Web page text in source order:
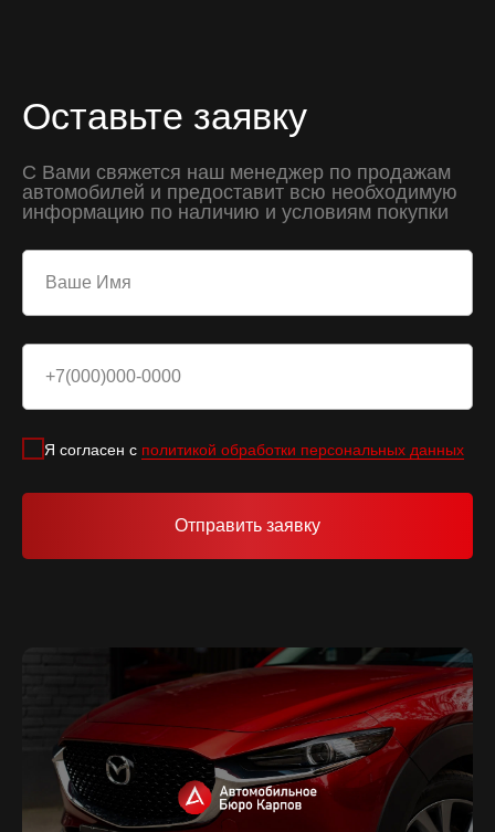
Оставьте заявку
С Вами свяжется наш менеджер по продажам
автомобилей и предоставит всю необходимую
информацию по наличию и условиям покупки
Я согласен с политикой обработки персональных данных
Отправить заявку